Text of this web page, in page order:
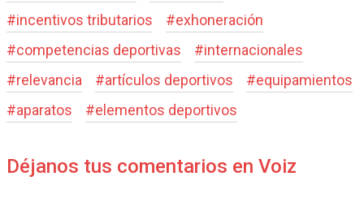
#incentivos tributarios #exhoneración
#competencias deportivas #internacionales
#relevancia #artículos deportivos #equipamientos
#aparatos #elementos deportivos
Déjanos tus comentarios en Voiz